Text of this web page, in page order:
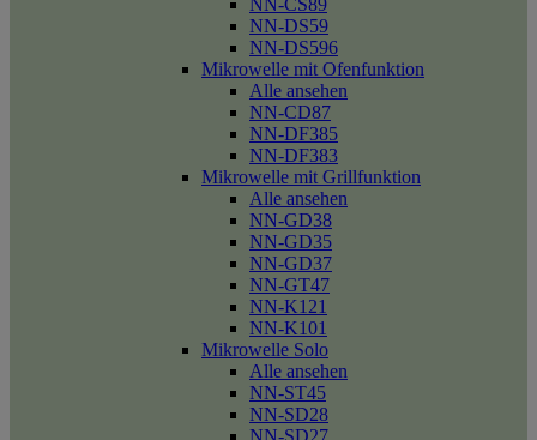
NN-CS89
NN-DS59
NN-DS596
Mikrowelle mit Ofenfunktion
Alle ansehen
NN-CD87
NN-DF385
NN-DF383
Mikrowelle mit Grillfunktion
Alle ansehen
NN-GD38
NN-GD35
NN-GD37
NN-GT47
NN-K121
NN-K101
Mikrowelle Solo
Alle ansehen
NN-ST45
NN-SD28
NN-SD27